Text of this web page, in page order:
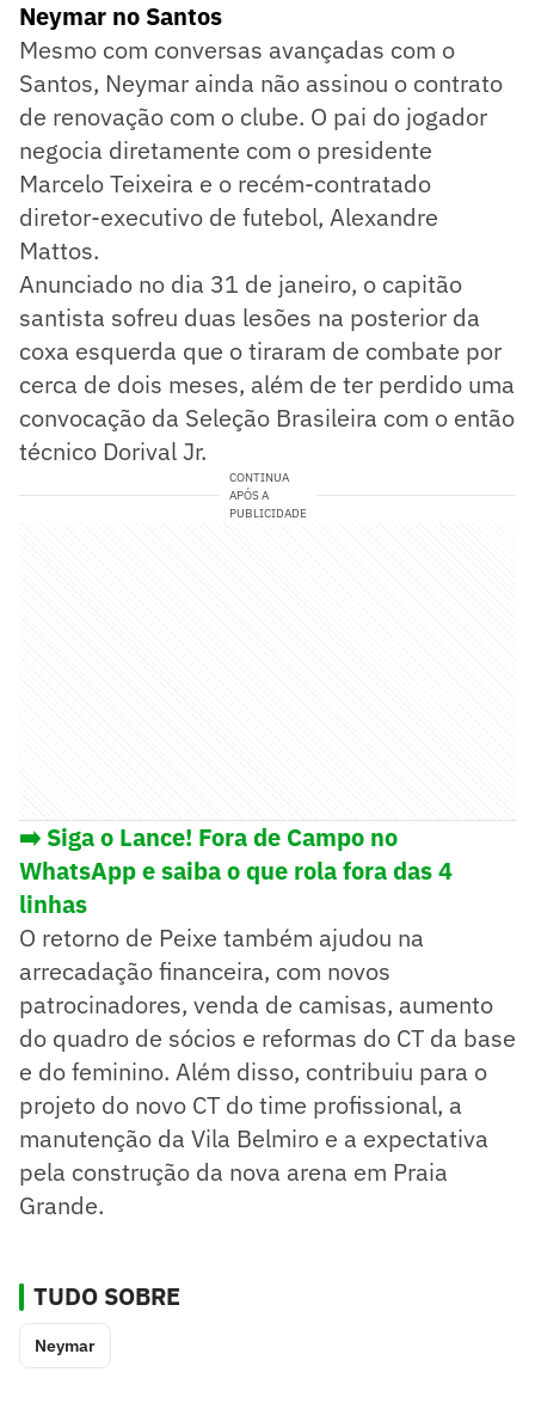
Neymar no Santos
Mesmo com conversas avançadas com o
Santos, Neymar ainda não assinou o contrato
de renovação com o clube. O pai do jogador
negocia diretamente com o presidente
Marcelo Teixeira e o recém-contratado
diretor-executivo de futebol, Alexandre
Mattos.
Anunciado no dia 31 de janeiro, o capitão
santista sofreu duas lesões na posterior da
coxa esquerda que o tiraram de combate por
cerca de dois meses, além de ter perdido uma
convocação da Seleção Brasileira com o então
técnico Dorival Jr.
CONTINUA
APÓS A
PUBLICIDADE
➡️ Siga o Lance! Fora de Campo no
WhatsApp e saiba o que rola fora das 4
linhas
O retorno de Peixe também ajudou na
arrecadação financeira, com novos
patrocinadores, venda de camisas, aumento
do quadro de sócios e reformas do CT da base
e do feminino. Além disso, contribuiu para o
projeto do novo CT do time profissional, a
manutenção da Vila Belmiro e a expectativa
pela construção da nova arena em Praia
Grande.
TUDO SOBRE
Neymar